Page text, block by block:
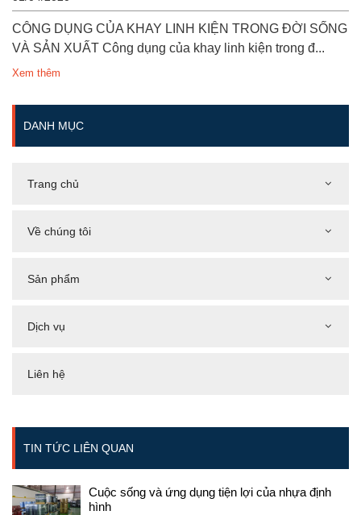
CÔNG DỤNG CỦA KHAY LINH KIỆN TRONG ĐỜI SỐNG
VÀ SẢN XUẤT Công dụng của khay linh kiện trong đ...
Xem thêm
DANH MỤC
Trang chủ
Về chúng tôi
Sản phẩm
Dịch vụ
Liên hệ
TIN TỨC LIÊN QUAN
Cuộc sống và ứng dụng tiện lợi của nhựa định
hình